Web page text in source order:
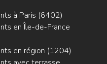
à Paris (6402)
en Île-de-France
en région (1204)